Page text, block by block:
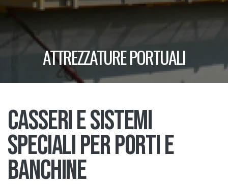
ATTREZZATURE PORTUALI
CASSERI E SISTEMI
SPECIALI PER PORTI E
BANCHINE